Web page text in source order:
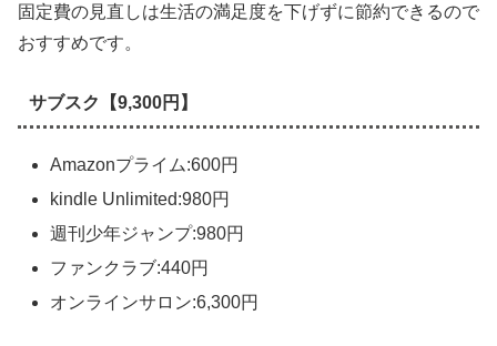
固定費の見直しは生活の満足度を下げずに節約できるので
おすすめです。
サブスク【9,300円】
Amazonプライム:600円
kindle Unlimited:980円
週刊少年ジャンプ:980円
ファンクラブ:440円
オンラインサロン:6,300円